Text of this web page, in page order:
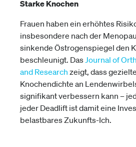
Starke Knochen
Frauen haben ein erhöhtes
insbesondere nach der
sinkende Östrogenspiegel den
beschleunigt. Das Journal of
and Research zeigt, dass
Knochendichte an
signifikant verbessern kann –
jeder Deadlift ist damit eine
belastbares Zukunfts-Ich.